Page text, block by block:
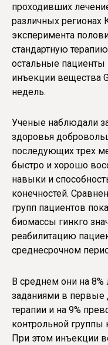
проходивших
различных регионах
эксперимента
стандартную
остальные пациенты
инъекции вещества
недель.
Ученые наблюдали
здоровья
последующих трех
быстро и хорошо
навыки и
конечностей.
групп пациентов
биомассы гинкго
реабилитацию
среднесрочном
В среднем они на
заданиями в первые
терапии и на 9%
контрольной
При этом инъекции